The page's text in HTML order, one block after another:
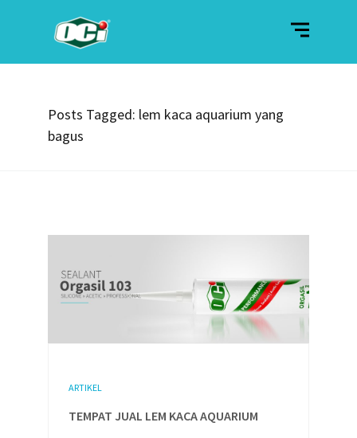
Posts Tagged: lem kaca aquarium yang
bagus
ARTIKEL
TEMPAT JUAL LEM KACA AQUARIUM